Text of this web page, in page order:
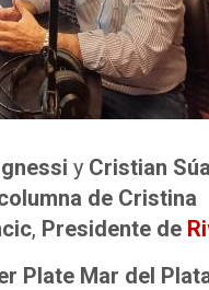
y Cristian
de Cristina
, Presidente de
Plate Mar del